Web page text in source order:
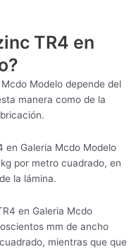
TR4 en
Modelo depende del
manera como de la
en Galeria Mcdo Modelo
por metro cuadrado, en
la lámina.
en Galeria Mcdo
mm de ancho
mientras que que